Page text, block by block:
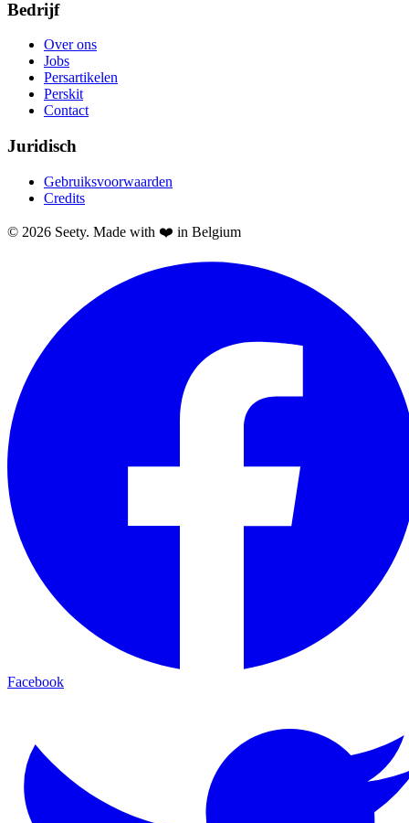
Bedrijf
Over ons
Jobs
Persartikelen
Perskit
Contact
Juridisch
Gebruiksvoorwaarden
Credits
© 2026 Seety. Made with ❤️ in Belgium
Facebook